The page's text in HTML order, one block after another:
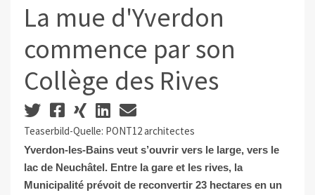
La mue d'Yverdon
commence par son
Collège des Rives
Teaserbild-Quelle: PONT12 architectes
Yverdon-les-Bains veut s’ouvrir vers le large, vers le
lac de Neuchâtel. Entre la gare et les rives, la
Municipalité prévoit de reconvertir 23 hectares en un